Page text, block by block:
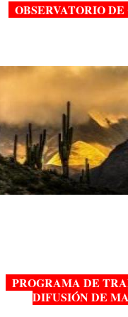
OBSERVATORIO
PROGRAMA DE
DIFUSIÓN DE